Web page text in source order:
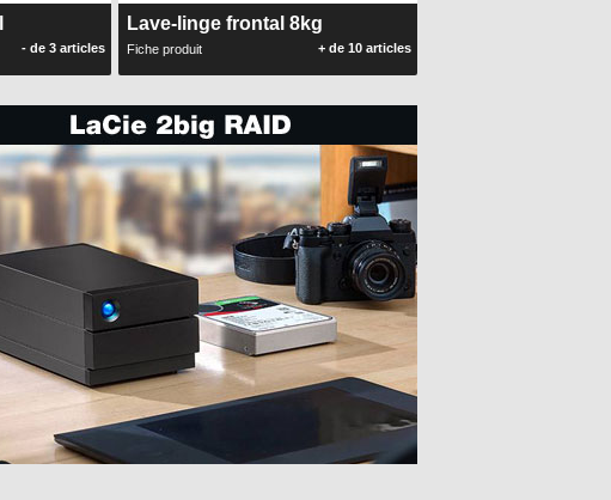
- de 3 articles
Lave-linge frontal 8kg
Fiche produit + de 10 articles